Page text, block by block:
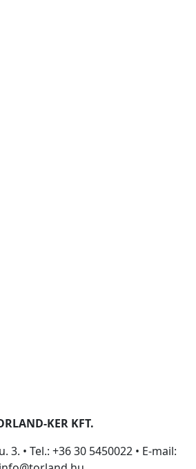
KER KFT.
3. • Tel.: +36 30 5450022 • E-mail: